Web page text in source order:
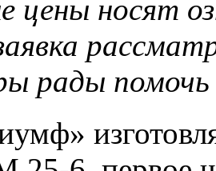
цены носят
рады